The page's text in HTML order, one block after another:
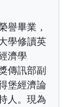
譽畢業，
學修讀英
濟學
傳訊部副
堡經濟論
人。現為